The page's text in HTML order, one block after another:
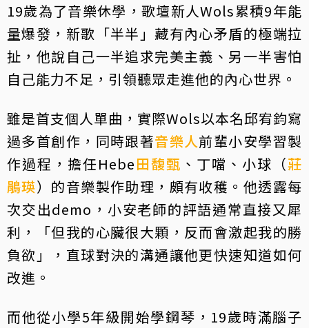
19歲為了音樂休學，歌壇新人Wols累積9年能
量爆發，新歌「半半」藏有內心矛盾的極端拉
扯，他說自己一半追求完美主義、另一半害怕
自己能力不足，引領聽眾走進他的內心世界。
雖是首支個人單曲，實際Wols以本名邱宥鈞寫
過多首創作，同時跟著音樂人前輩小安學習製
作過程，擔任Hebe田馥甄 、丁噹、小球（莊
鵑瑛）的音樂製作助理，頗有收穫。他透露每
次交出demo，小安老師的評語通常直接又犀
利，「但我的心臟很大顆，反而會激起我的勝
負欲」，直球對決的溝通讓他更快速知道如何
改進。
而他從小學5年級開始學鋼琴，19歲時滿腦子